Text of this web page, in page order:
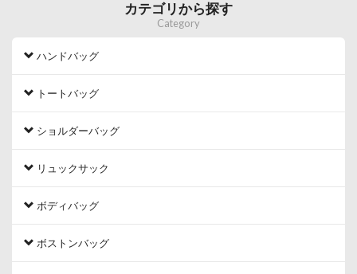
カテゴリから探す
Category
ハンドバッグ
トートバッグ
ショルダーバッグ
リュックサック
ボディバッグ
ボストンバッグ